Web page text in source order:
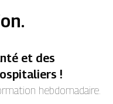
et des
!
hebdomadaire.